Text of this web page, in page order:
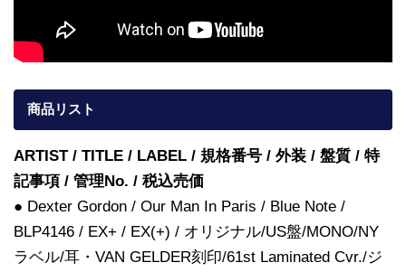
商品リスト
ARTIST / TITLE / LABEL / 規格番号 / 外装 / 盤質 / 特
記事項 / 管理No. / 税込売価
● Dexter Gordon / Our Man In Paris / Blue Note /
BLP4146 / EX+ / EX(+) / オリジナル/US盤/MONO/NY
ラベル/耳・VAN GELDER刻印/61st Laminated Cvr./ジ